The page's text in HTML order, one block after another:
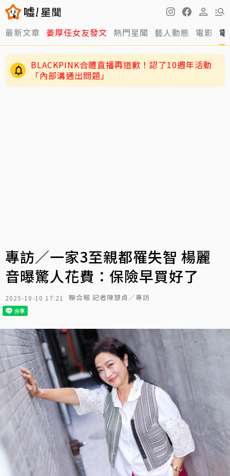
最新文章 姜厚任女友發文 熱門星聞 藝人動態 電影
BLACKPINK合體直播再道歉！認了10週年活動
「內部溝通出問題」
專訪／一家3至親都罹失智 楊麗
音曝驚人花費：保險早買好了
2025-10-10 17:21 聯合報 記者陳慧貞／專訪